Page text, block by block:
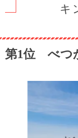
キ
第1位 べつ